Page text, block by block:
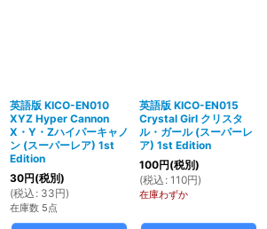
英語版 KICO-EN010
XYZ Hyper Cannon
X・Y・Zハイパーキャノ
ン (スーパーレア) 1st
Edition
30円(税別)
(税込 : 33円)
在庫数 5点
英語版 KICO-EN015
Crystal Girl クリスタ
ル・ガール (スーパーレ
ア) 1st Edition
100円(税別)
(税込 : 110円)
在庫わずか